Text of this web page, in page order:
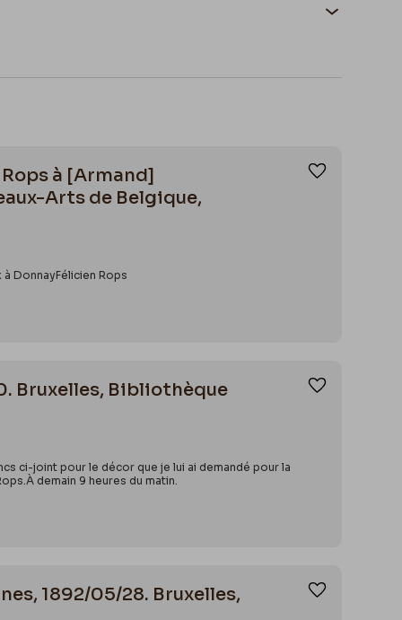
à [Armand]
Arts de Belgique,
DonnayFélicien Rops
Ajouter
Bruxelles, Bibliothèque
ci-joint pour le décor que je lui ai demandé pour la
demain 9 heures du matin.
Ajouter
1892/05/28. Bruxelles,
Ajouter